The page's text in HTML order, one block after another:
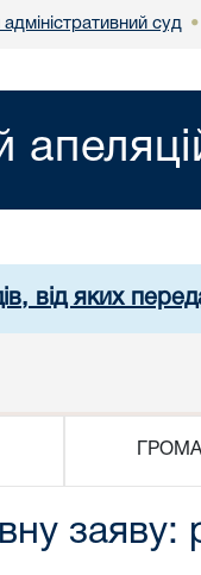
суд •
від яких